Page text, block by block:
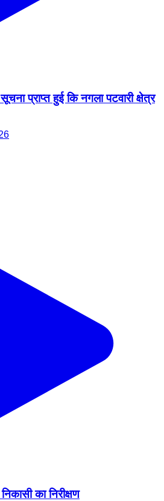
प्राप्त हुई कि नगला पटवारी क्षेत्र
का निरीक्षण